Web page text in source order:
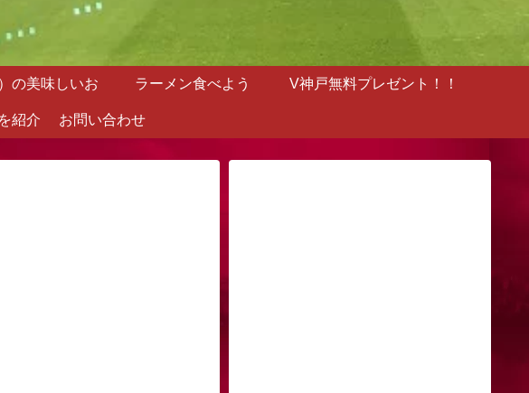
の美味しいお
紹介
ラーメン食べよう V神戸無料プレゼント！！
お問い合わせ